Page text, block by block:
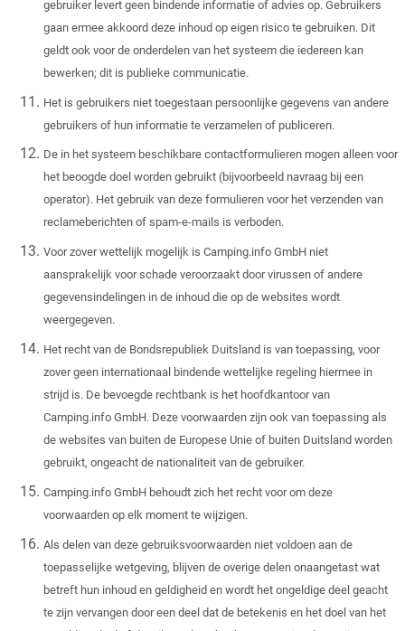
gebruiker levert geen bindende informatie of advies op. Gebruikers
gaan ermee akkoord deze inhoud op eigen risico te gebruiken. Dit
geldt ook voor de onderdelen van het systeem die iedereen kan
bewerken; dit is publieke communicatie.
Het is gebruikers niet toegestaan ​​persoonlijke gegevens van andere
gebruikers of hun informatie te verzamelen of publiceren.
De in het systeem beschikbare contactformulieren mogen alleen voor
het beoogde doel worden gebruikt (bijvoorbeeld navraag bij een
operator). Het gebruik van deze formulieren voor het verzenden van
reclameberichten of spam-e-mails is verboden.
Voor zover wettelijk mogelijk is Camping.info GmbH niet
aansprakelijk voor schade veroorzaakt door virussen of andere
gegevensindelingen in de inhoud die op de websites wordt
weergegeven.
Het recht van de Bondsrepubliek Duitsland is van toepassing, voor
zover geen internationaal bindende wettelijke regeling hiermee in
strijd is. De bevoegde rechtbank is het hoofdkantoor van
Camping.info GmbH. Deze voorwaarden zijn ook van toepassing als
de websites van buiten de Europese Unie of buiten Duitsland worden
gebruikt, ongeacht de nationaliteit van de gebruiker.
Camping.info GmbH behoudt zich het recht voor om deze
voorwaarden op elk moment te wijzigen.
Als delen van deze gebruiksvoorwaarden niet voldoen aan de
toepasselijke wetgeving, blijven de overige delen onaangetast wat
betreft hun inhoud en geldigheid en wordt het ongeldige deel geacht
te zijn vervangen door een deel dat de betekenis en het doel van het